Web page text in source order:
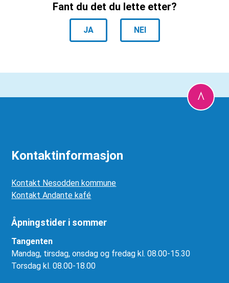
Fant du det du lette etter?
JA NEI
Kontaktinformasjon
Kontakt Nesodden kommune
Kontakt Andante kafé
Åpningstider i sommer
Tangenten
Mandag, tirsdag, onsdag og fredag kl. 08.00-15.30
Torsdag kl. 08.00-18.00